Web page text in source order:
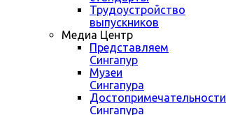
Трудоустройство
выпускников
Медиа Центр
Представляем
Сингапур
Музеи
Сингапура
Достопримечательности
Сингапура